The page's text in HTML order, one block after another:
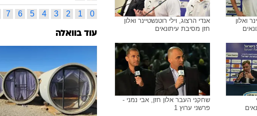
ואלון
אנדי הרצוג, וילי רוטנשטיינר ואלון
חזן מסיבת עיתונאים
שחקני העבר אלון חזן, אבי נמני -
פרשני ערוץ 1
0
1
2
3
4
5
6
7
עוד בוואלה